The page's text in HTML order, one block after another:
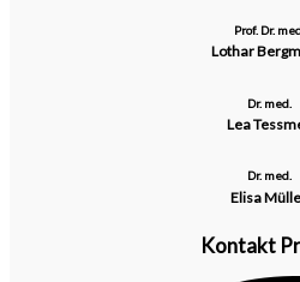
Prof. Dr.
Lothar
Dr. med.
Lea
Dr. med.
Elisa
Kontakt